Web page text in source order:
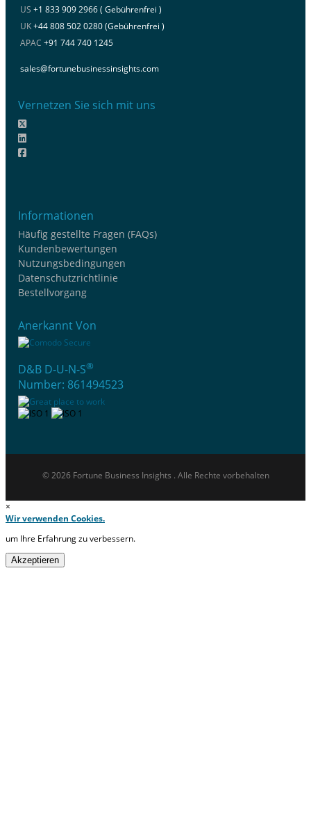
US +1 833 909 2966 ( Gebührenfrei )
UK+44 808 502 0280 (Gebührenfrei )
APAC +91 744 740 1245
sales@fortunebusinessinsights.com
Vernetzen Sie sich mit uns
Informationen
Häufig gestellte Fragen (FAQs)
Kundenbewertungen
Nutzungsbedingungen
Datenschutzrichtlinie
Bestellvorgang
Anerkannt Von
D&B D-U-N-S®
Number: 861494523
© 2026 Fortune Business Insights . Alle Rechte vorbehalten
×
Wir verwenden Cookies.
um Ihre Erfahrung zu verbessern.
Akzeptieren